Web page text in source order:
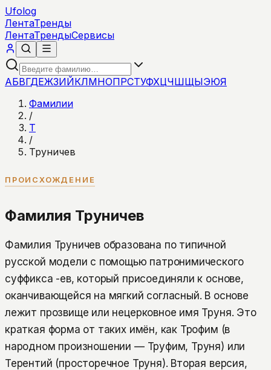
Ufolog
ЛентаТренды
ЛентаТрендыСервисы
АБВГДЕЖЗИЙКЛМНОПРСТУФХЦЧШЩЫЭЮЯ
Фамилии
/
Т
/
Труничев
ПРОИСХОЖДЕНИЕ
Фамилия Труничев
Фамилия Труничев образована по типичной
русской модели с помощью патронимического
суффикса -ев, который присоединяли к основе,
оканчивающейся на мягкий согласный. В основе
лежит прозвище или нецерковное имя Труня. Это
краткая форма от таких имён, как Трофим (в
народном произношении — Труфим, Труня) или
Терентий (просторечное Труня). Вторая версия,